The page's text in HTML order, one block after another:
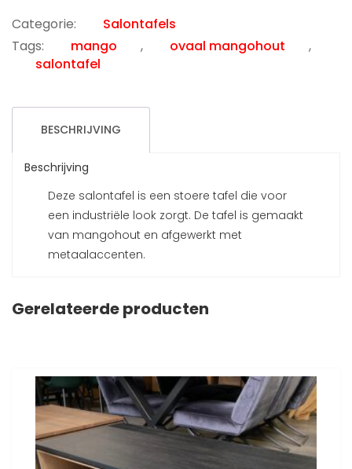
Categorie:
Salontafels
Tags:
mango , ovaal mangohout
,
salontafel
BESCHRIJVING
Beschrijving
Deze salontafel is een stoere tafel die voor
een industriële look zorgt. De tafel is gemaakt
van mangohout en afgewerkt met
metaalaccenten.
Gerelateerde producten